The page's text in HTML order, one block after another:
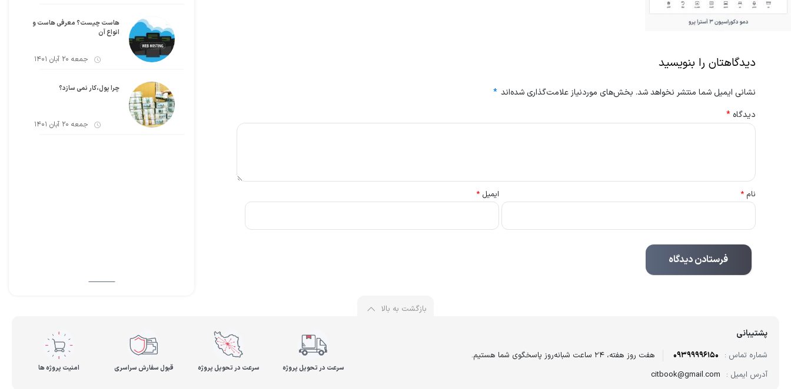
دیدگاهتان را بنویسید
نشانی ایمیل شما منتشر نخواهد شد. بخش‌های موردنیاز علامت‌گذاری شده‌اند *
دیدگاه*
نام* ایمیل*
هاست چیست؟ معرفی هاست و
انواع آن
جمعه 20 آبان 1401
چرا پول،کار نمی سازد؟
جمعه 20 آبان 1401
بازگشت به بالا
پشتیبانی
شماره تماس : 09399996150
هفت روز هفته، ۲۴ ساعت شبانه‌روز پاسخگوی شما هستیم.
آدرس ایمیل : citbook@gmail.com
سرعت در تحویل پروژه سرعت در تحویل پروژه قبول سفارش سراسری امنیت پروژه ها